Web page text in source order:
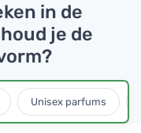
in de
je de
Unisex parfums